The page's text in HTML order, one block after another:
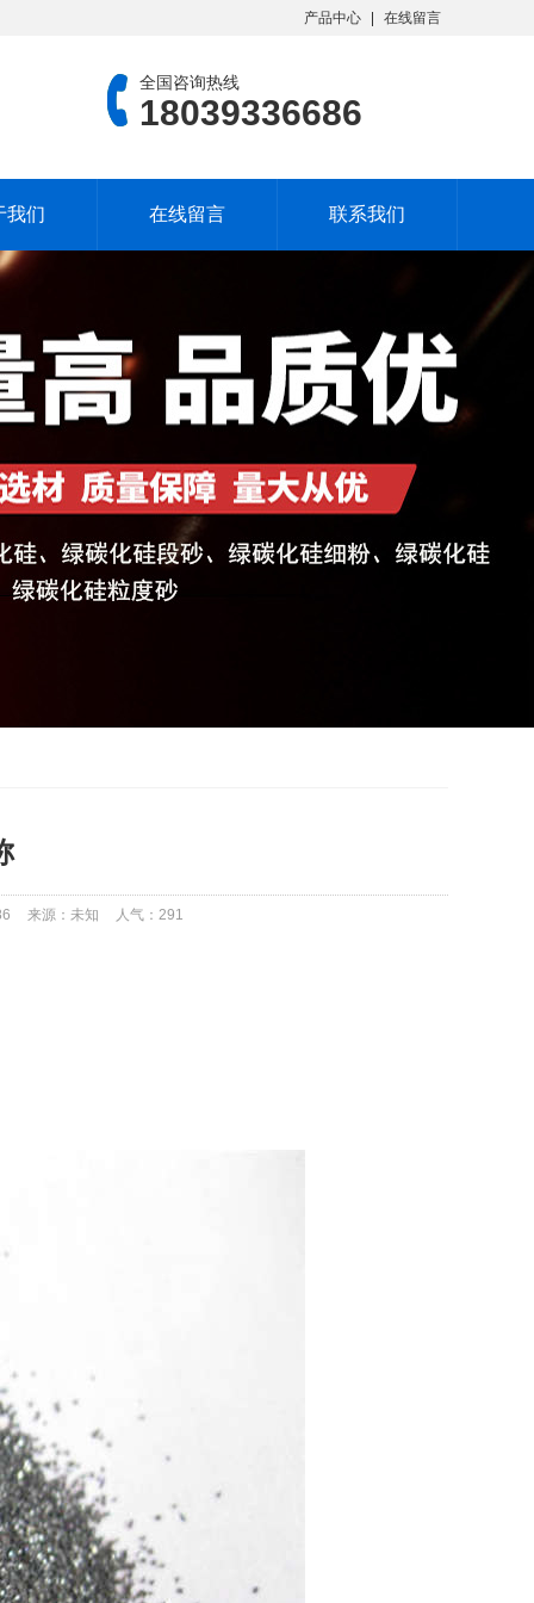
产品中心 在线留言
全国咨询热线
18039336686
我们 在线留言 联系我们
来源：未知 人气： 291